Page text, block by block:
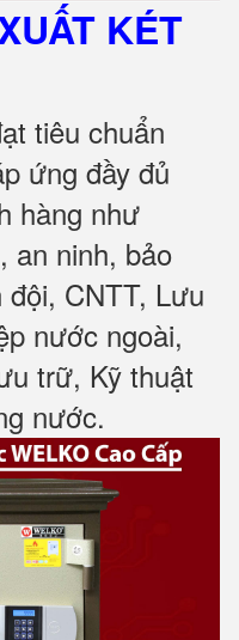
KÉT
tiêu chuẩn
ứng đầy đủ
hàng như
an ninh, bảo
CNTT, Lưu
nước ngoài,
trữ, Kỹ thuật
nước.